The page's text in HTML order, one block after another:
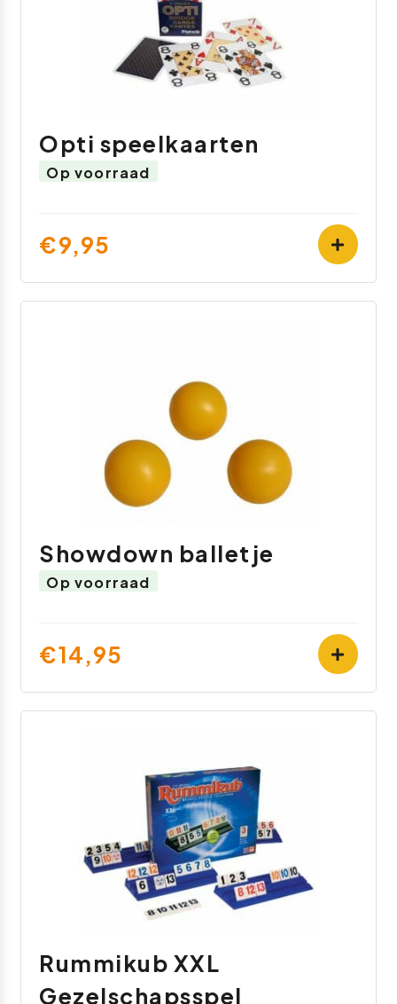
Opti speelkaarten
Op voorraad
€9,95
Showdown balletje
Op voorraad
€14,95
Rummikub XXL
Gezelschapsspel